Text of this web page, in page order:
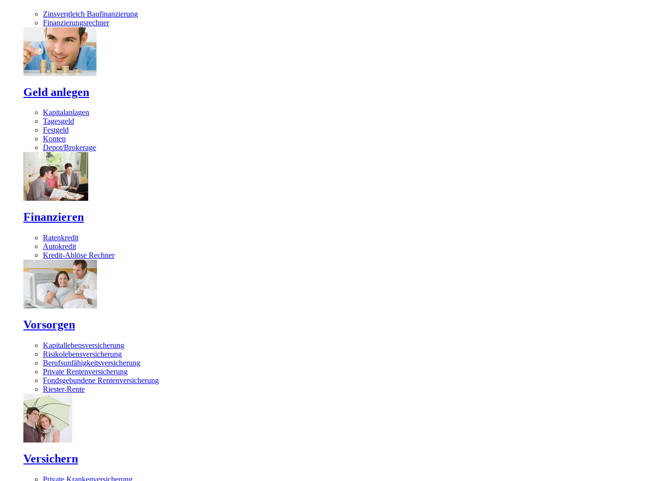
Zinsvergleich Baufinanzierung
Finanzierungsrechner
Geld anlegen
Kapitalanlagen
Tagesgeld
Festgeld
Konten
Depot/Brokerage
Finanzieren
Ratenkredit
Autokredit
Kredit-Ablöse Rechner
Vorsorgen
Kapitallebensversicherung
Risikolebensversicherung
Berufsunfähigkeitsversicherung
Private Rentenversicherung
Fondsgebundene Rentenversicherung
Riester-Rente
Versichern
Private Krankenversicherung